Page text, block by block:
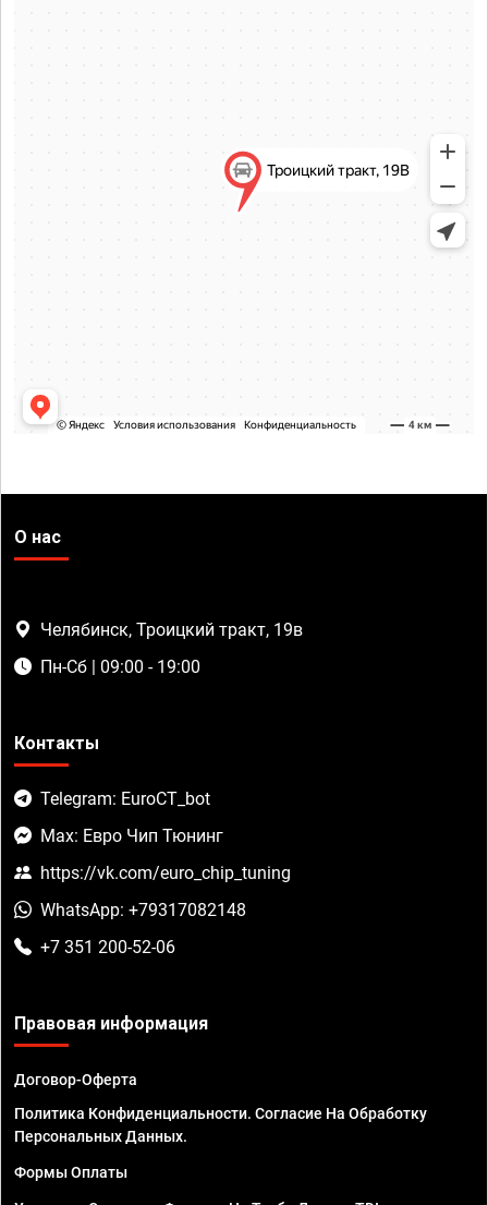
О нас
Челябинск, Троицкий тракт, 19в
Пн-Сб | 09:00 - 19:00
Контакты
Telegram: EuroCT_bot
Max: Евро Чип Тюнинг
https://vk.com/euro_chip_tuning
WhatsApp: +79317082148
+7 351 200-52-06
Правовая информация
Договор-Оферта
Политика Конфиденциальности. Согласие На Обработку
Персональных Данных.
Формы Оплаты